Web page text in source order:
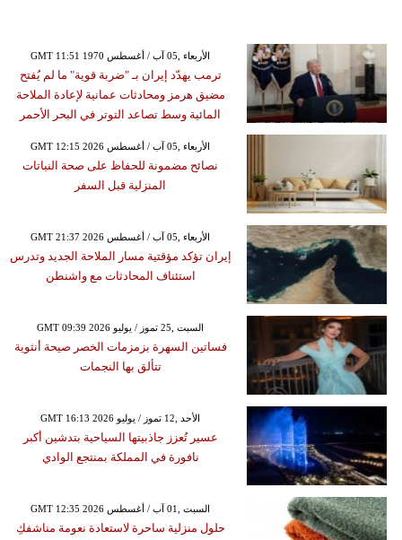
GMT 11:51 1970 الأربعاء ,05 آب / أغسطس
ترمب يهدّد إيران بـ "ضربة قوية" ما لم يُفتح
مضيق هرمز ومحادثات عمانية لإعادة الملاحة
المائية وسط تصاعد التوتر في البحر الأحمر
GMT 12:15 2026 الأربعاء ,05 آب / أغسطس
نصائح مضمونة للحفاظ على صحة النباتات
المنزلية قبل السفر
GMT 21:37 2026 الأربعاء ,05 آب / أغسطس
إيران تؤكد مؤقتية مسار الملاحة الجديد وتدرس
استئناف المحادثات مع واشنطن
GMT 09:39 2026 السبت ,25 تموز / يوليو
فساتين السهرة بزمزمات الخصر صيحة أنثوية
تتألق بها النجمات
GMT 16:13 2026 الأحد ,12 تموز / يوليو
عسير تُعزز جاذبيتها السياحية بتدشين أكبر
نافورة في المملكة بمنتجع الوادي
GMT 12:35 2026 السبت ,01 آب / أغسطس
حلول منزلية ساحرة لاستعادة نعومة مناشفكِ